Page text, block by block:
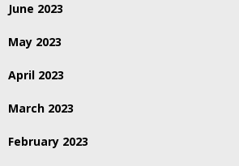
June 2023
May 2023
April 2023
March 2023
February 2023